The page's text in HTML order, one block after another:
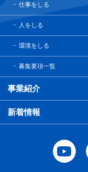
仕事をしる
人をしる
環境をしる
募集要項一覧
事業紹介
新着情報